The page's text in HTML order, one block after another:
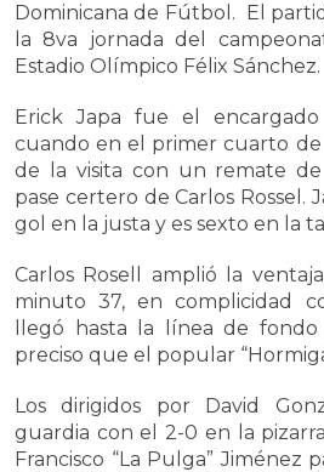
Dominicana de Fútbol. El
la 8va jornada del
Estadio Olímpico Félix Sánchez.
Erick Japa fue el
cuando en el primer cuarto
de la visita con un remate
pase certero de Carlos Rossel.
gol en la justa y es sexto en la
Carlos Rosell amplió la
minuto 37, en complicidad
llegó hasta la línea de
preciso que el popular
Los dirigidos por David
guardia con el 2-0 en la
Francisco “La Pulga” Jiménez